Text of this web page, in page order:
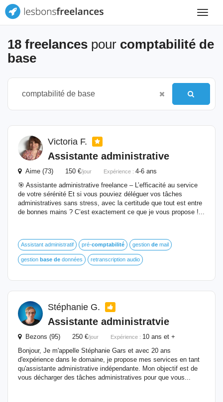
Toggle
18 freelances pour comptabilité de
base
Victoria F.
Assistante administrative
Aime (73) 150 €/jour Expérience : 4-6 ans
🎯 Assistante administrative freelance – L’efficacité au service
de votre sérénité Et si vous pouviez déléguer vos tâches
administratives sans stress, avec la certitude que tout est entre
de bonnes mains ? C’est exactement ce que je vous propose !...
Assistant administratif pré-comptabilité gestion de mail
gestion base de données retranscription audio
Stéphanie G.
Assistante administratvie
Bezons (95) 250 €/jour Expérience : 10 ans et +
Bonjour, Je m'appelle Stéphanie Gars et avec 20 ans
d'expérience dans le domaine, je propose mes services en tant
qu'assistante administrative indépendante. Mon objectif est de
vous décharger des tâches administratives pour que vous...